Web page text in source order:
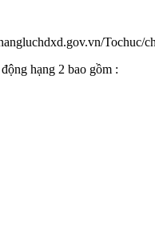
Tochuc/
hạng 2 bao gồm :